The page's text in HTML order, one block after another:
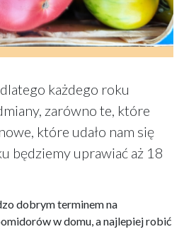
każdego roku
zarówno te, które
które udało nam się
będziemy uprawiać aż 18
dobrym terminem na
w domu, a najlepiej robić